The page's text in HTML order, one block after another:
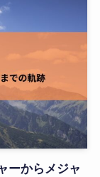
ーからメジャ